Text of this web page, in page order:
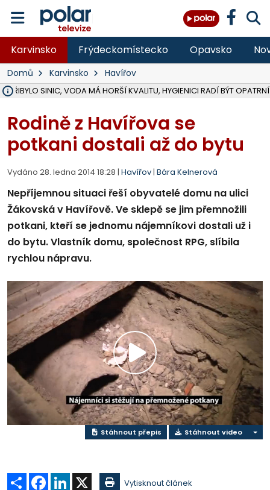
Karvinsko Frýdeckomístecko Opavsko
Domů Karvinsko Havířov
PŘIBYLO SINIC, VODA MÁ HORŠÍ KVALITU, HYGIENICI RADÍ BÝT OPATRNÍ
Rodině z Havířova se
potkani dostali až do bytu
Vydáno 28. ledna 2014 18:28 | Havířov | Bára Kelnerová
Nepříjemnou situaci řeší obyvatelé domu na ulici
Žákovská v Havířově. Ve sklepě se jim přemnožili
potkani, kteří se jednomu nájemníkovi dostali už i
do bytu. Vlastník domu, společnost RPG, slíbila
rychlou nápravu.
Přehrát
video
Stáhnout přepis Stáhnout video
Sdílet Facebook
LinkedIn Vytisknout článek